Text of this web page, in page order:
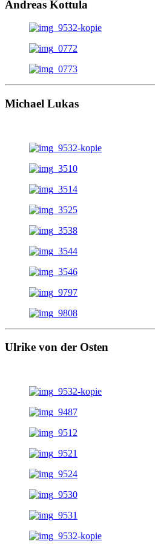
Andreas Kottula
Michael Lukas
Ulrike von der Osten